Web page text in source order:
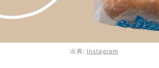
出典: Instagram